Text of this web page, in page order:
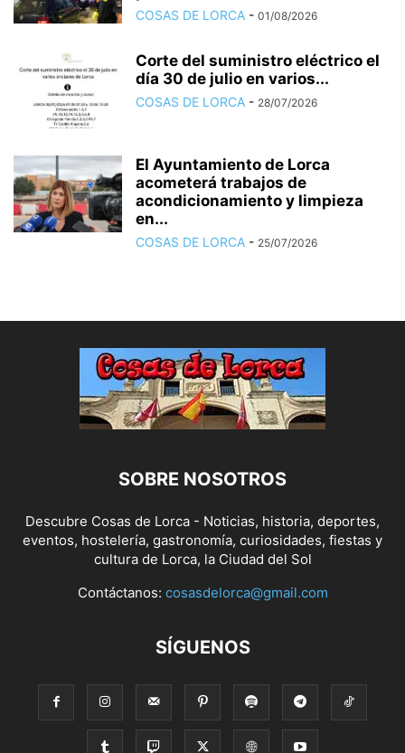
COSAS DE LORCA - 01/08/2026
Corte del suministro eléctrico el
día 30 de julio en varios...
COSAS DE LORCA - 28/07/2026
El Ayuntamiento de Lorca
acometerá trabajos de
acondicionamiento y limpieza
en...
COSAS DE LORCA - 25/07/2026
SOBRE NOSOTROS
Descubre Cosas de Lorca - Noticias, historia, deportes,
eventos, hostelería, gastronomía, curiosidades, fiestas y
cultura de Lorca, la Ciudad del Sol
Contáctanos: cosasdelorca@gmail.com
SÍGUENOS